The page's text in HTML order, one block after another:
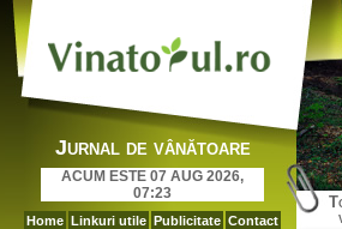
Jurnal de vânătoare
ACUM ESTE 07 AUG 2026,
07:23
Home Linkuri utile Publicitate Contact